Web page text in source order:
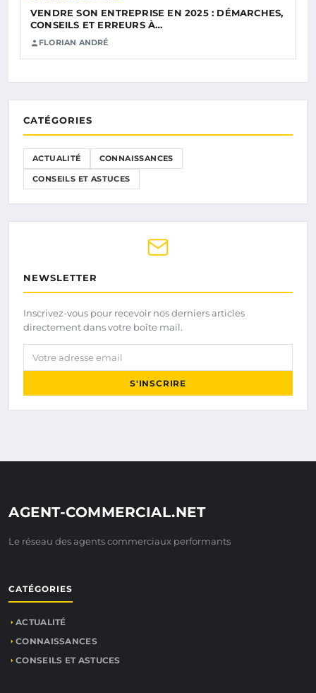
VENDRE SON ENTREPRISE EN 2025 : DÉMARCHES,
CONSEILS ET ERREURS À…
FLORIAN ANDRÉ
CATÉGORIES
ACTUALITÉ CONNAISSANCES
CONSEILS ET ASTUCES
NEWSLETTER
Inscrivez-vous pour recevoir nos derniers articles
directement dans votre boîte mail.
Votre adresse email
S'INSCRIRE
AGENT-COMMERCIAL.NET
Le réseau des agents commerciaux performants
CATÉGORIES
ACTUALITÉ
CONNAISSANCES
CONSEILS ET ASTUCES